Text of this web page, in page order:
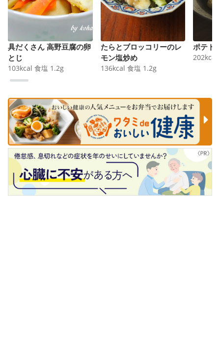
具だくさん 高野豆腐の卵
とじ
103kcal 食塩 1.2g
たらとブロッコリーのレ
モン塩炒め
136kcal 食塩 1.2g
ポテト
202kcal